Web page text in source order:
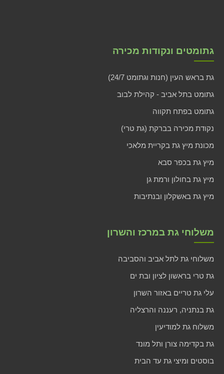
גתומטים ונקודות מכירה
גת בראש העין (חנות וגתומט 24/7)
גתומט בתל אביב - קהילת לבוב
גתומט בפתח תקווה
נקודת מכירה בברקת (גת טרי)
מכונת מיץ גת בקריית מלאכי
מיץ גת בכפר סבא
מיץ גת בחולון ורמת גן
מיץ גת באשקלון ובנתיבות
משלוחי גת במרכז והשרון
משלוחי גת לתל אביב והסביבה
גת טרי בראשון לציון ובת ים
עלי גת טריים באזור השרון
גת בנתניה, רעננה והרצליה
משלוח גת למודיעין
גת בקדימה צורן ותל מונד
בוסטים ומיצי גת עד הבית